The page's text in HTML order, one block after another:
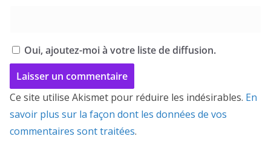
Oui, ajoutez-moi à votre liste de diffusion.
Ce site utilise Akismet pour réduire les indésirables. En
savoir plus sur la façon dont les données de vos
commentaires sont traitées.